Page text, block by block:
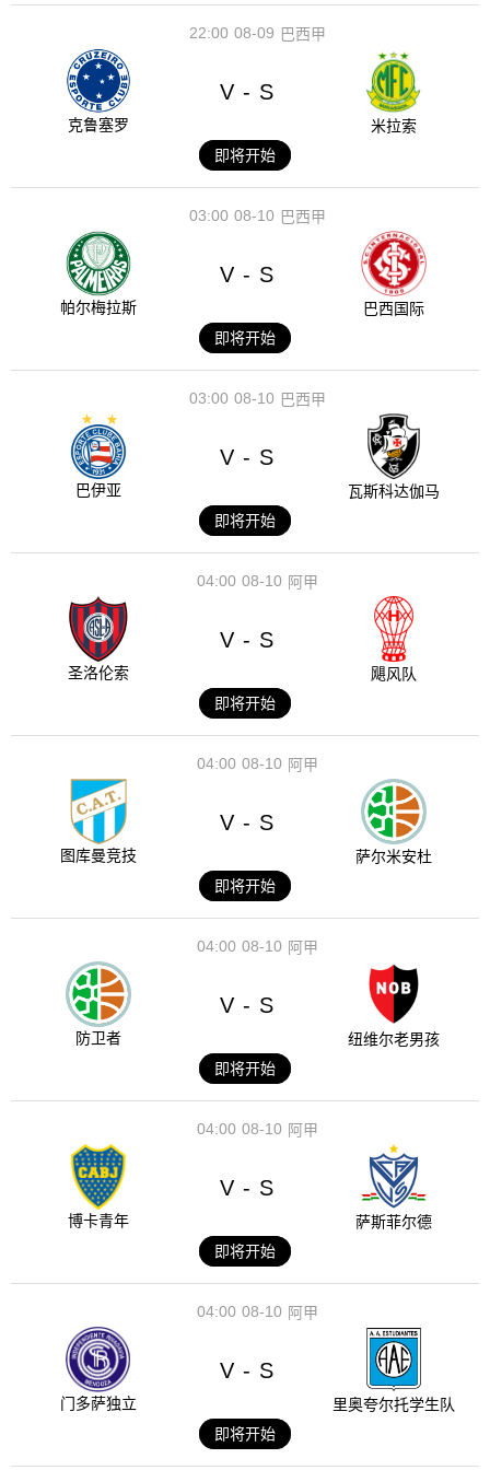
08-09
22:00 巴西甲
克鲁塞罗
V - S
米拉索
即将开始
08-10
03:00 巴西甲
帕尔梅拉斯
V - S
巴西国际
即将开始
08-10
03:00 巴西甲
巴伊亚
V - S
瓦斯科达伽马
即将开始
08-10
04:00 阿甲
圣洛伦索
V - S
飓风队
即将开始
08-10
04:00 阿甲
图库曼竞技
V - S
萨尔米安杜
即将开始
08-10
04:00 阿甲
防卫者
V - S
纽维尔老男孩
即将开始
08-10
04:00 阿甲
博卡青年
V - S
萨斯菲尔德
即将开始
08-10
04:00 阿甲
门多萨独立
V - S
里奥夸尔托学生队
即将开始